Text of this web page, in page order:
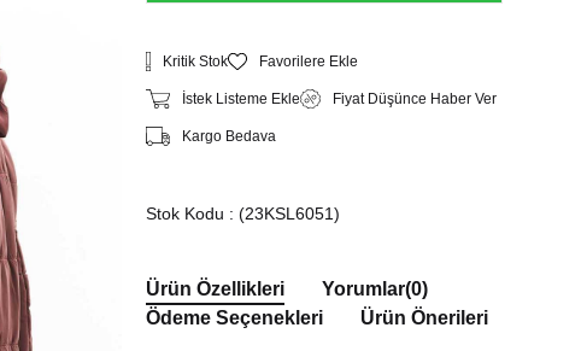
Kritik Stok Favorilere Ekle
İstek Listeme Ekle Fiyat Düşünce Haber Ver
Kargo Bedava
Stok Kodu (23KSL6051)
Ürün Özellikleri Yorumlar(0)
Ödeme Seçenekleri
Ürün Önerileri